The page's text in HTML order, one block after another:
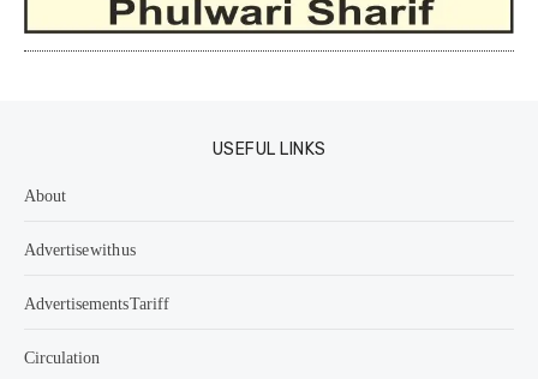
USEFUL LINKS
About
Advertise with us
Advertisements Tariff
Circulation